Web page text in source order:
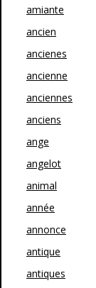
amiante
ancien
ancienes
ancienne
anciennes
anciens
ange
angelot
animal
année
annonce
antique
antiques